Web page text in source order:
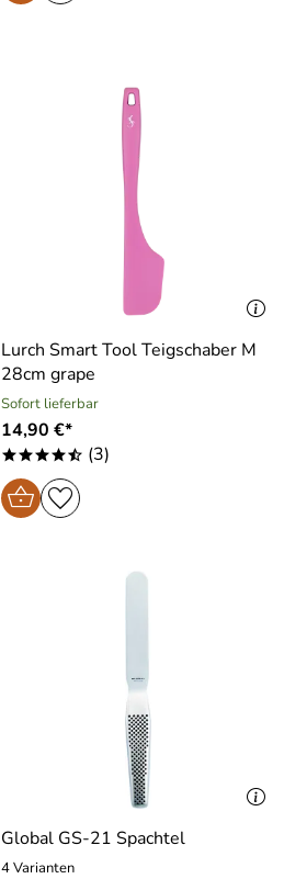
Lurch Smart Tool Teigschaber M
28cm grape
Sofort lieferbar
14,90 €*
****/ (3)
Global GS-21 Spachtel
4 Varianten